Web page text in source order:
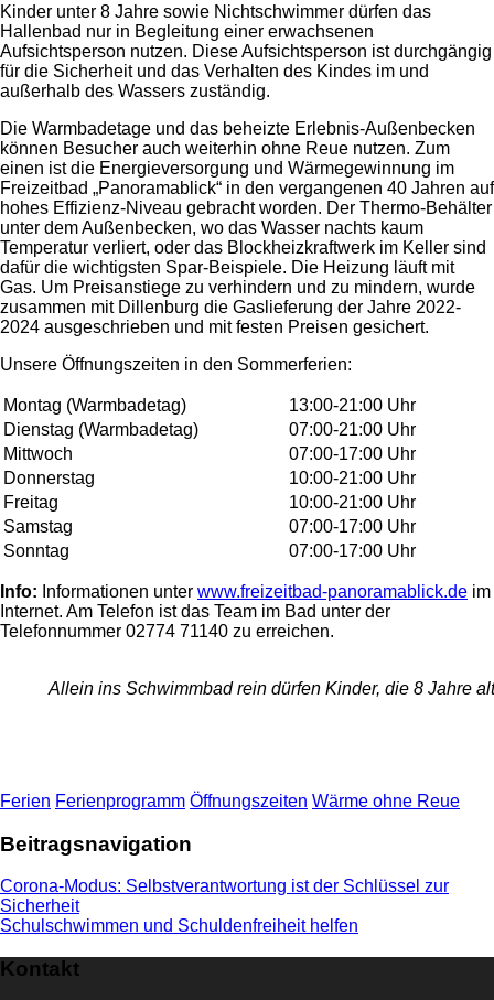
Kinder unter 8 Jahre sowie Nichtschwimmer dürfen das
Hallenbad nur in Begleitung einer erwachsenen
Aufsichtsperson nutzen. Diese Aufsichtsperson ist durchgängig
für die Sicherheit und das Verhalten des Kindes im und
außerhalb des Wassers zuständig.
Die Warmbadetage und das beheizte Erlebnis-Außenbecken
können Besucher auch weiterhin ohne Reue nutzen. Zum
einen ist die Energieversorgung und Wärmegewinnung im
Freizeitbad „Panoramablick“ in den vergangenen 40 Jahren auf
hohes Effizienz-Niveau gebracht worden. Der Thermo-Behälter
unter dem Außenbecken, wo das Wasser nachts kaum
Temperatur verliert, oder das Blockheizkraftwerk im Keller sind
dafür die wichtigsten Spar-Beispiele. Die Heizung läuft mit
Gas. Um Preisanstiege zu verhindern und zu mindern, wurde
zusammen mit Dillenburg die Gaslieferung der Jahre 2022-
2024 ausgeschrieben und mit festen Preisen gesichert.
Unsere Öffnungszeiten in den Sommerferien:
Montag (Warmbadetag)
13:00-21:00 Uhr
Dienstag (Warmbadetag)
07:00-21:00 Uhr
Mittwoch
07:00-17:00 Uhr
Donnerstag
10:00-21:00 Uhr
Freitag
10:00-21:00 Uhr
Samstag
07:00-17:00 Uhr
Sonntag
07:00-17:00 Uhr
Info: Informationen unter www.freizeitbad-panoramablick.de im
Internet. Am Telefon ist das Team im Bad unter der
Telefonnummer 02774 71140 zu erreichen.
Allein ins Schwimmbad rein dürfen Kinder, die 8 Jahre
Ferien Ferienprogramm Öffnungszeiten Wärme ohne Reue
Beitragsnavigation
Corona-Modus: Selbstverantwortung ist der Schlüssel zur
Sicherheit
Schulschwimmen und Schuldenfreiheit helfen
Kontakt